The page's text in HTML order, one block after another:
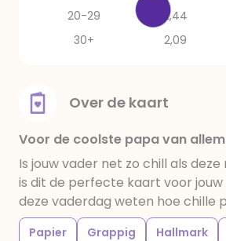
20-29
2,44
30+
2,09
Over de kaart
Voor de coolste papa van
Is jouw vader net zo chill als
is dit de perfecte kaart voor jouw
deze vaderdag weten hoe chille
Papier Grappig Hallmark